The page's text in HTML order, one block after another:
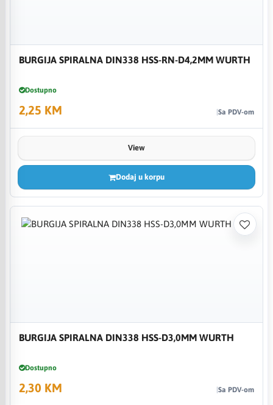
BURGIJA SPIRALNA DIN338 HSS-RN-D4,2MM WURTH
Dostupno
2,25 KM Sa PDV-om
View
Dodaj u korpu
BURGIJA SPIRALNA DIN338 HSS-D3,0MM WURTH
Dostupno
2,30 KM Sa PDV-om